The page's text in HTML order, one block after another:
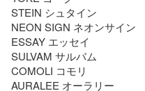
STEIN シュタイン
NEON SIGN ネオンサイン
ESSAY エッセイ
SULVAM サルバム
COMOLI コモリ
AURALEE オーラリー